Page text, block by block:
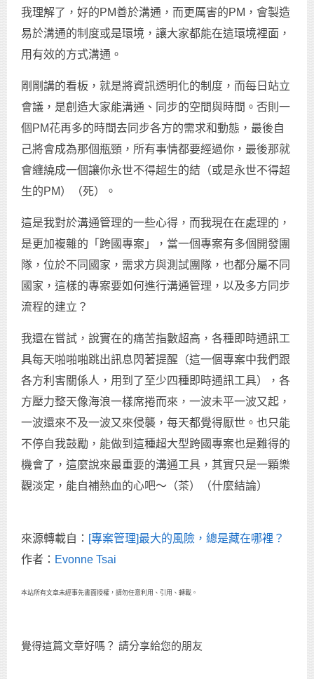
我理解了，好的PM善於溝通，而更厲害的PM，會製造
易於溝通的制度或是環境，讓大家都能在這環境裡面，
用有效的方式溝通。
剛剛講的看板，就是將資訊透明化的制度，而每日站立
會議，是創造大家能溝通、同步的空間與時間。否則一
個PM花再多的時間去同步各方的需求和動態，最後自
己將會成為那個瓶頸，所有事情都要經過你，最後那就
會纏繞成一個讓你永世不得超生的結（或是永世不得超
生的PM）（死）。
這是我對於溝通管理的一些心得，而我現在在處理的，
是更加複雜的「跨國專案」，當一個專案有多個開發團
隊，位於不同國家，需求方與測試團隊，也都分屬不同
國家，這樣的專案要如何進行溝通管理，以及多方同步
流程的建立？
我還在嘗試，說實在的痛苦指數超高，各種即時通訊工
具每天啪啪啪跳出訊息閃著提醒（這一個專案中我們跟
各方利害關係人，用到了至少四種即時通訊工具），各
方壓力整天像海浪一樣席捲而來，一波未平一波又起，
一波還來不及一波又來侵襲，每天都覺得厭世。也只能
不停自我鼓勵，能做到這種超大型跨國專案也是難得的
機會了，這麼說來最重要的溝通工具，其實只是一顆樂
觀淡定，能自補熱血的心吧～（茶）（什麼結論）
來源轉載自： [專案管理]最大的風險，總是藏在哪裡？
作者： Evonne Tsai
本站所有文章未經事先書面授權，請勿任意利用、引用、轉載。
覺得這篇文章好嗎？ 請分享給您的朋友